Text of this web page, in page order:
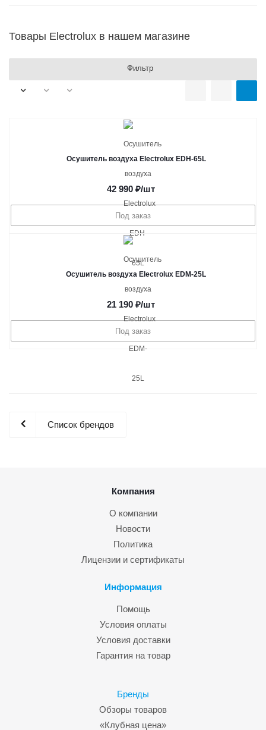
Товары Electrolux в нашем магазине
Фильтр
Осушитель воздуха Electrolux EDH-65L
42 990 ₽/шт
Под заказ
Осушитель воздуха Electrolux EDM-25L
21 190 ₽/шт
Под заказ
Список брендов
Компания
О компании
Новости
Политика
Лицензии и сертификаты
Информация
Помощь
Условия оплаты
Условия доставки
Гарантия на товар
Бренды
Обзоры товаров
«Клубная цена»